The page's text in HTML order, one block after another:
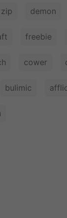
zip demon
freebie
cower
bulimic